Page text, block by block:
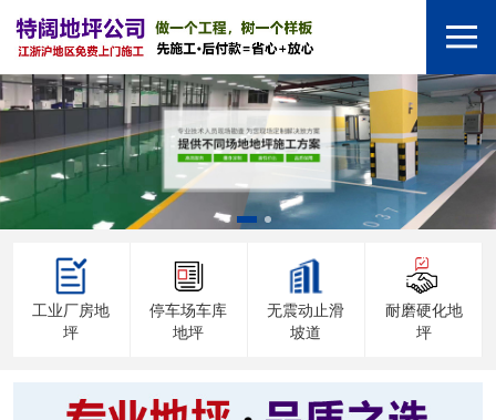
工业厂房地
坪
停车场车库
地坪
无震动止滑
坡道
耐磨硬化地
坪